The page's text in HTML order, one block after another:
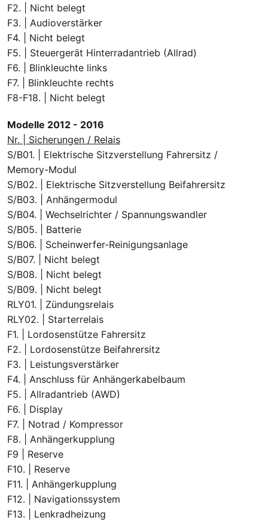
F2. | Nicht belegt
F3. | Audioverstärker
F4. | Nicht belegt
F5. | Steuergerät Hinterradantrieb (Allrad)
F6. | Blinkleuchte links
F7. | Blinkleuchte rechts
F8-F18. | Nicht belegt
Modelle 2012 - 2016
Nr. | Sicherungen / Relais
S/B01. | Elektrische Sitzverstellung Fahrersitz /
Memory-Modul
S/B02. | Elektrische Sitzverstellung Beifahrersitz
S/B03. | Anhängermodul
S/B04. | Wechselrichter / Spannungswandler
S/B05. | Batterie
S/B06. | Scheinwerfer-Reinigungsanlage
S/B07. | Nicht belegt
S/B08. | Nicht belegt
S/B09. | Nicht belegt
RLY01. | Zündungsrelais
RLY02. | Starterrelais
F1. | Lordosenstütze Fahrersitz
F2. | Lordosenstütze Beifahrersitz
F3. | Leistungsverstärker
F4. | Anschluss für Anhängerkabelbaum
F5. | Allradantrieb (AWD)
F6. | Display
F7. | Notrad / Kompressor
F8. | Anhängerkupplung
F9 | Reserve
F10. | Reserve
F11. | Anhängerkupplung
F12. | Navigationssystem
F13. | Lenkradheizung